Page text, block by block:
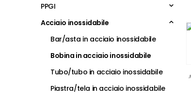
PPGI
Acciaio inossidabile
Bar/asta in acciaio inossidabile
Bobina in acciaio inossidabile
Tubo/tubo in acciaio inossidabile
Piastra/tela in acciaio inossidabile